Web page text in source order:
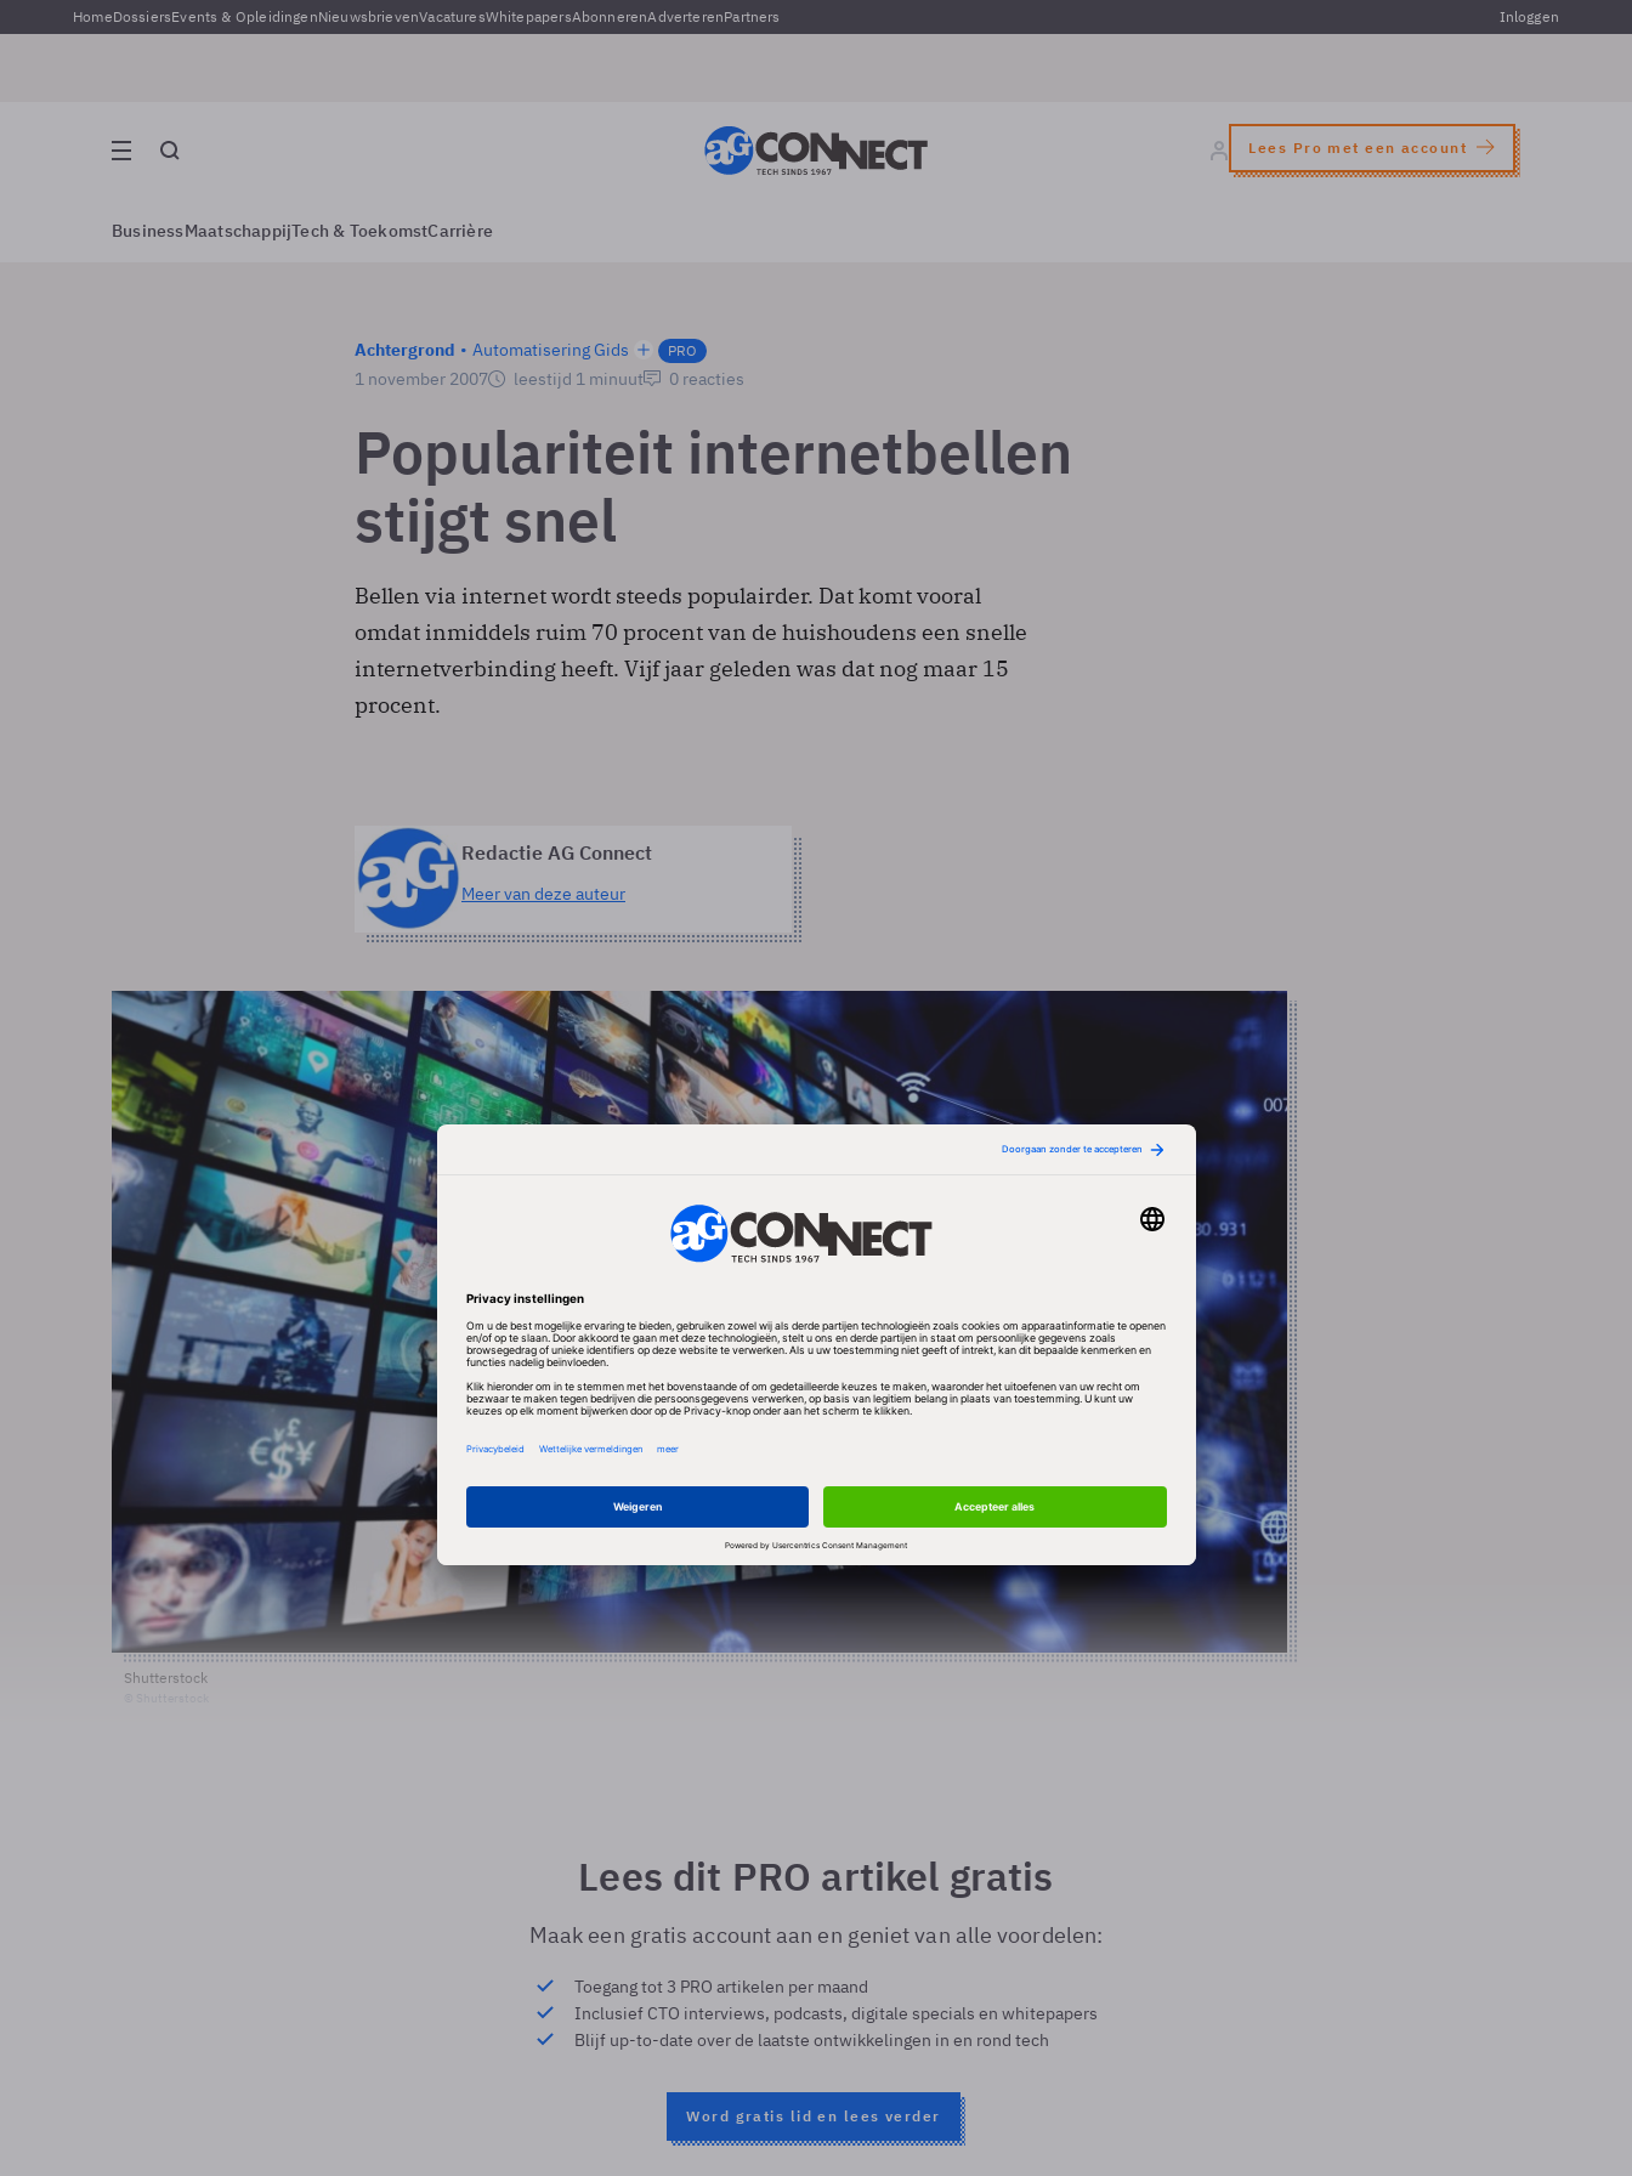
HomeDossiersEvents & OpleidingenNieuwsbrievenVacaturesWhitepapersAbonnerenAdverterenPartners Inloggen
Lees Pro met een account
BusinessMaatschappijTech & ToekomstCarrière
Achtergrond Automatisering Gids PRO
1 november 2007 leestijd 1 minuut 0 reacties
Populariteit internetbellen
stijgt snel
Bellen via internet wordt steeds populairder. Dat komt vooral
omdat inmiddels ruim 70 procent van de huishoudens een snelle
internetverbinding heeft. Vijf jaar geleden was dat nog maar 15
procent.
Redactie AG Connect
Meer van deze auteur
Shutterstock
Lees dit PRO artikel gratis
Maak een gratis account aan en geniet van alle voordelen:
Toegang tot 3 PRO artikelen per maand
Inclusief CTO interviews, podcasts, digitale specials en whitepapers
Blijf up-to-date over de laatste ontwikkelingen in en rond tech
Word gratis lid en lees verder